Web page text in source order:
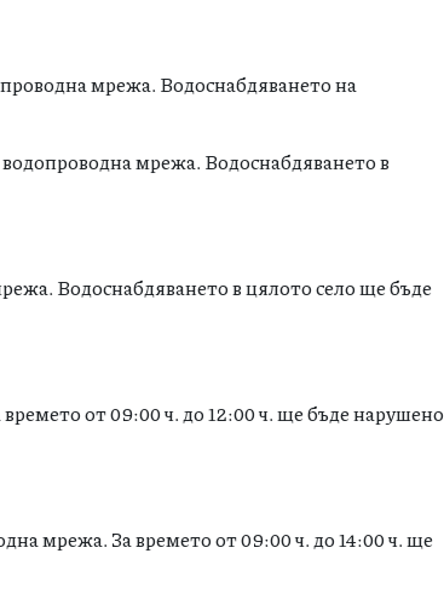
мрежа. Водоснабдяването на
мрежа. Водоснабдяването в
Водоснабдяването в цялото село ще бъде
от 09:00 ч. до 12:00 ч. ще бъде нарушено
мрежа. За времето от 09:00 ч. до 14:00 ч. ще